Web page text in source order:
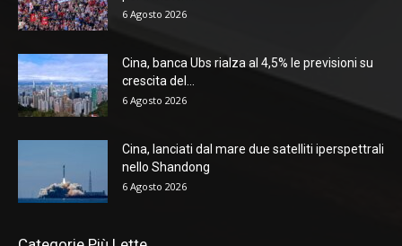
6 Agosto 2026
Cina, banca Ubs rialza al 4,5% le previsioni su
crescita del...
6 Agosto 2026
Cina, lanciati dal mare due satelliti iperspettrali
nello Shandong
6 Agosto 2026